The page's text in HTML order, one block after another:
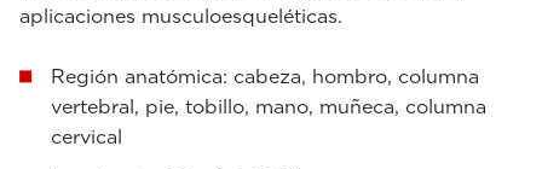
aplicaciones musculoesqueléticas.
Región anatómica: cabeza, hombro, columna
vertebral, pie, tobillo, mano, muñeca, columna
cervical